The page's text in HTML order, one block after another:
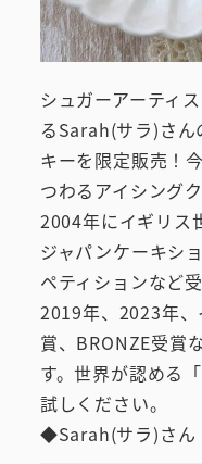
シュガーアーティ
るSarah(サラ)さん
キーを限定販売！
つわるアイシング
2004年にイギリス
ジャパンケーキシ
ペティションなど
2019年、2023年、
賞、BRONZE受賞
す。世界が認める
試しください。
◆Sarah(サラ)さん